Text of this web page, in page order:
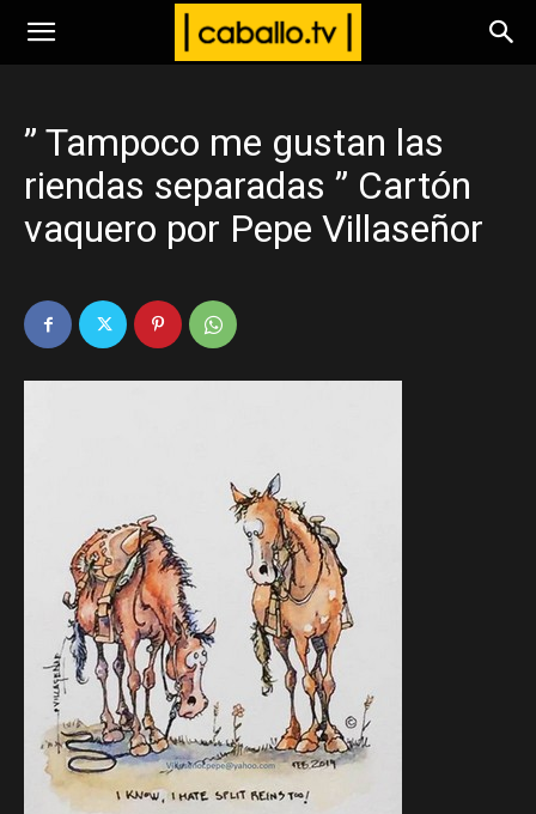
www.caballo.tv
” Tampoco me gustan las
riendas separadas ” Cartón
vaquero por Pepe Villaseñor